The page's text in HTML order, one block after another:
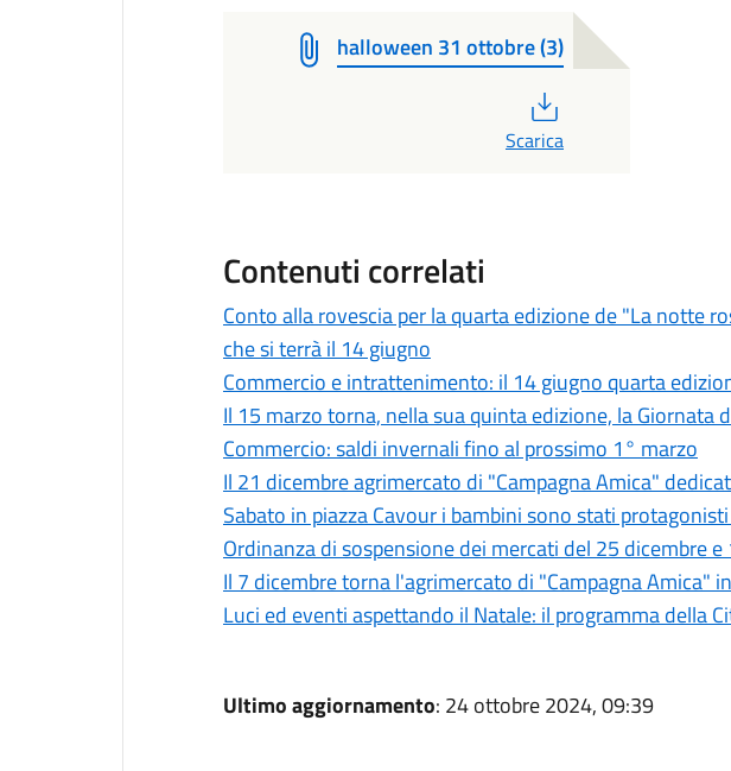
halloween 31 ottobre (3)
Scarica
Contenuti correlati
Conto alla rovescia per la quarta edizione de "La notte
che si terrà il 14 giugno
Commercio e intrattenimento: il 14 giugno quarta
Il 15 marzo torna, nella sua quinta edizione, la Giornata
Commercio: saldi invernali fino al prossimo 1° marzo
Il 21 dicembre agrimercato di "Campagna Amica"
Sabato in piazza Cavour i bambini sono stati
Ordinanza di sospensione dei mercati del 25 dicembre
Il 7 dicembre torna l'agrimercato di "Campagna Amica"
Luci ed eventi aspettando il Natale: il programma della
Ultimo aggiornamento: 24 ottobre 2024, 09:39